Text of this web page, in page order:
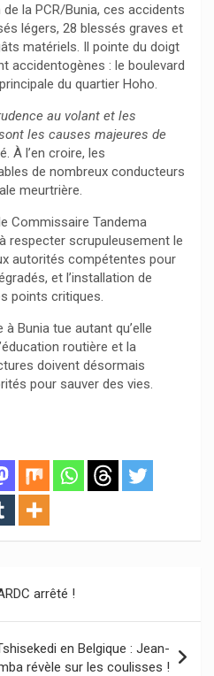
la PCR/Bunia, ces accidents
légers, 28 blessés graves et
matériels. Il pointe du doigt
accidentogènes : le boulevard
du quartier Hoho.
au volant et les
les causes majeures de
À l’en croire, les
de nombreux conducteurs
meurtrière.
Commissaire Tandema
respecter scrupuleusement le
autorités compétentes pour
et l’installation de
points critiques.
Bunia tue autant qu’elle
routière et la
doivent désormais
pour sauver des vies.
arrêté !
en Belgique : Jean-
révèle sur les coulisses !